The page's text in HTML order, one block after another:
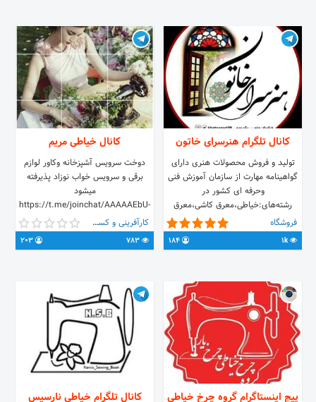
کانال تلگرام هنرسرای خاتون
تولید و فروش محصولات هنری دارای
گواهینامه مهارت از سازمان آموزش فنی
وحرفه ای کشور در
رشته‌های:خیاطی،معرق کاشی،معرق
ساقه گندم،معرق موکت،روبان
دوزی،نقاشی روی پارچه هنرسرای خاتون
🍃دوستدار طبیعت🍃 ثبت سفارش:
فروشگاه
1k
کانال خیاطی مریم
دوخت سرویس آشپزخانه وکاور لوازم
برقی و سرویس خواب نوزاد پذیرفته
میشود
https://t.me/joinchat/AAAAAEbU-
ClovqOmaStNSg
کارآفرینی و کسب و کار
پیج اینستاگرام گروه چرخ خیاطی
کانال تلگرام خیاطی نارسیس